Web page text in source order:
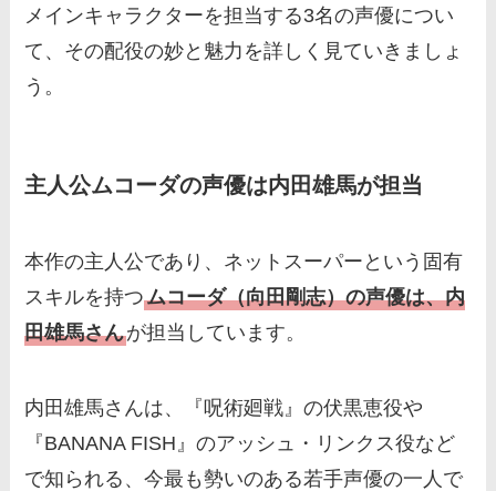
メインキャラクターを担当する3名の声優につい
て、その配役の妙と魅力を詳しく見ていきましょ
う。
主人公ムコーダの声優は内田雄馬が担当
本作の主人公であり、ネットスーパーという固有
スキルを持つムコーダ（向田剛志）の声優は、内
田雄馬さんが担当しています。
内田雄馬さんは、『呪術廻戦』の伏黒恵役や
『BANANA FISH』のアッシュ・リンクス役など
で知られる、今最も勢いのある若手声優の一人で